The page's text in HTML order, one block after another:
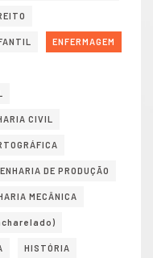
ENFERMAGEM
CIVIL
DE PRODUÇÃO
MECÂNICA
HISTÓRIA